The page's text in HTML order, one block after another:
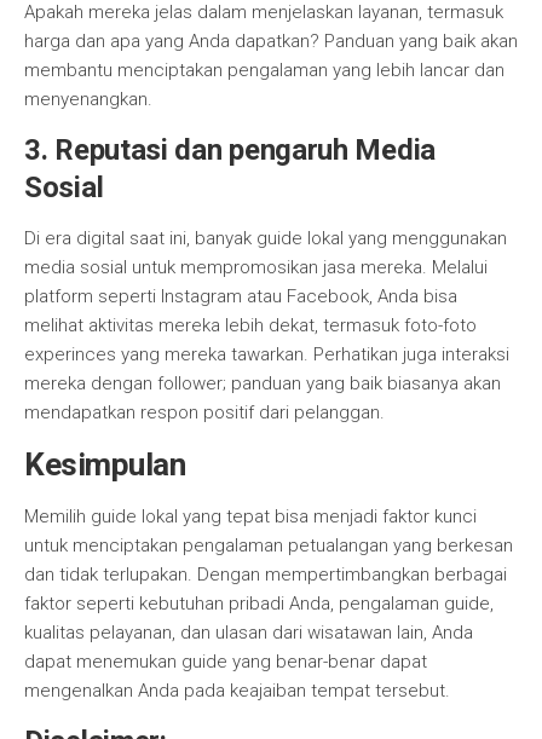
Apakah mereka jelas dalam menjelaskan layanan, termasuk
harga dan apa yang Anda dapatkan? Panduan yang baik akan
membantu menciptakan pengalaman yang lebih lancar dan
menyenangkan.
3. Reputasi dan pengaruh Media
Sosial
Di era digital saat ini, banyak guide lokal yang menggunakan
media sosial untuk mempromosikan jasa mereka. Melalui
platform seperti Instagram atau Facebook, Anda bisa
melihat aktivitas mereka lebih dekat, termasuk foto-foto
experinces yang mereka tawarkan. Perhatikan juga interaksi
mereka dengan follower; panduan yang baik biasanya akan
mendapatkan respon positif dari pelanggan.
Kesimpulan
Memilih guide lokal yang tepat bisa menjadi faktor kunci
untuk menciptakan pengalaman petualangan yang berkesan
dan tidak terlupakan. Dengan mempertimbangkan berbagai
faktor seperti kebutuhan pribadi Anda, pengalaman guide,
kualitas pelayanan, dan ulasan dari wisatawan lain, Anda
dapat menemukan guide yang benar-benar dapat
mengenalkan Anda pada keajaiban tempat tersebut.